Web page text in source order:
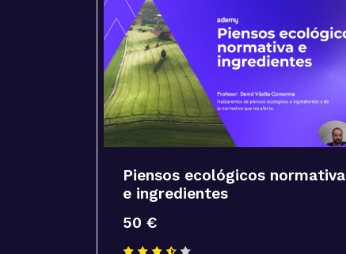
Piensos ecológicos normativa
e ingredientes
50 €